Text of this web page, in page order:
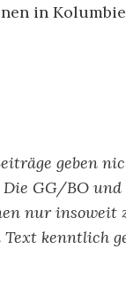
in
geben
GG/BO
nur insoweit
kenntlich